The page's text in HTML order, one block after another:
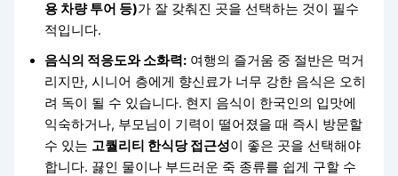
용 차량 투어 등)가 잘 갖춰진 곳을 선택하는 것이 필수
적입니다.
음식의 적응도와 소화력: 여행의 즐거움 중 절반은 먹거
리지만, 시니어 층에게 향신료가 너무 강한 음식은 오히
려 독이 될 수 있습니다. 현지 음식이 한국인의 입맛에
익숙하거나, 부모님이 기력이 떨어졌을 때 즉시 방문할
수 있는 고퀄리티 한식당 접근성이 좋은 곳을 선택해야
합니다. 끓인 물이나 부드러운 죽 종류를 쉽게 구할 수